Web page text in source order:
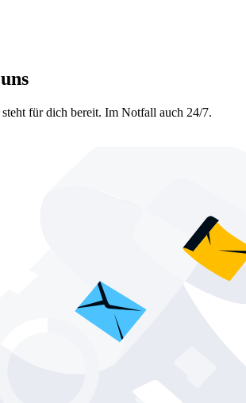
für dich bereit. Im Notfall auch 24/7.